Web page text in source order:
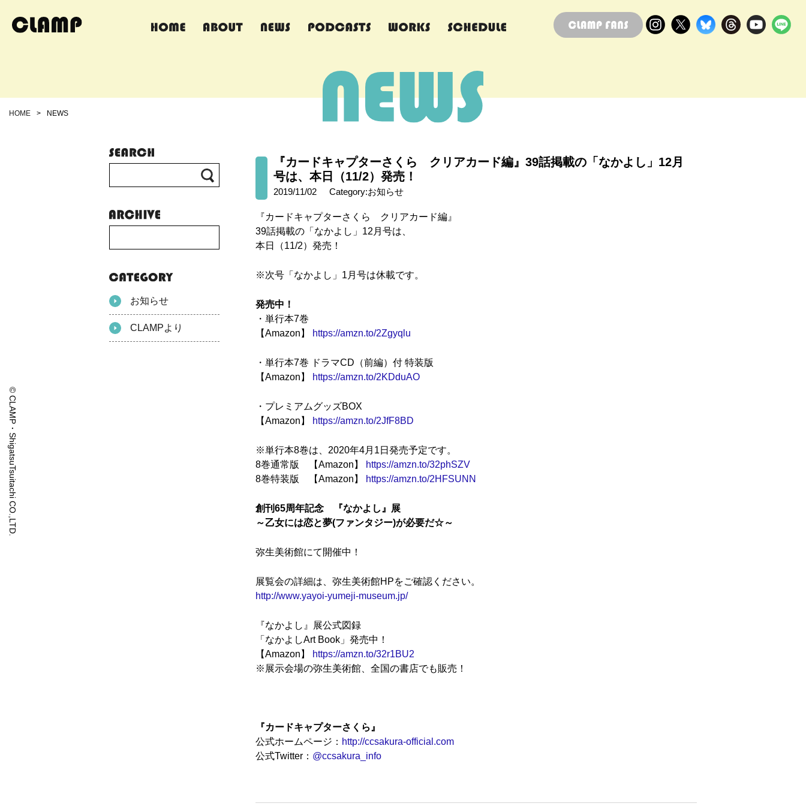
HOME > NEWS
© CLAMP・ShigatsuTsuitachi CO.,LTD.
『カードキャプターさくら クリアカード編』39話掲載の「なかよし」12月
号は、本日（11/2）発売！
2019/11/02 Category:お知らせ
『カードキャプターさくら クリアカード編』
39話掲載の「なかよし」12月号は、
本日（11/2）発売！
※次号「なかよし」1月号は休載です。
発売中！
・単行本7巻
【Amazon】
https://amzn.to/2Zgyqlu
・単行本7巻 ドラマCD（前編）付 特装版
【Amazon】
https://amzn.to/2KDduAO
・プレミアムグッズBOX
【Amazon】
https://amzn.to/2JfF8BD
※単行本8巻は、2020年4月1日発売予定です。
8巻通常版 【Amazon】
https://amzn.to/32phSZV
8巻特装版 【Amazon】
https://amzn.to/2HFSUNN
創刊65周年記念 『なかよし』展
～乙女には恋と夢(ファンタジー)が必要だ☆～
弥生美術館にて開催中！
展覧会の詳細は、弥生美術館HPをご確認ください。
http://www.yayoi-yumeji-museum.jp/
『なかよし』展公式図録
「なかよしArt Book」発売中！
【Amazon】
https://amzn.to/32r1BU2
※展示会場の弥生美術館、全国の書店でも販売！
『カードキャプターさくら』
公式ホームページ： http://ccsakura-official.com
公式Twitter： @ccsakura_info
お知らせ
CLAMPより